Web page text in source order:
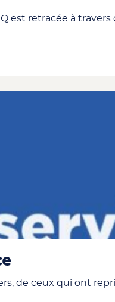
est retracée à travers
de ceux qui ont